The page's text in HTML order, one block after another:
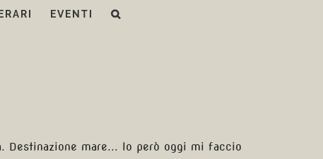
EVENTI
Destinazione mare... Io però oggi mi faccio